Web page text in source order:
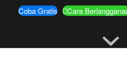
Coba Gratis Cara